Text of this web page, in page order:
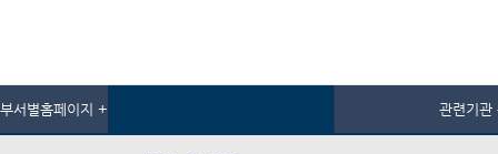
부서별홈페이지 + 관련기관